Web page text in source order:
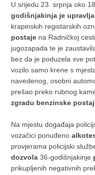
U srijedu 23. srpnja oko
godišnjakinja je
krapinskih registarskih
postaje na Radničkoj
jugozapada te je
bez da je poduzela sve
vozilo samo krene s
navedenog, osobni
prešao preko rubnog
zgradu benzinske
Na mjestu događaja
vozačici ponuđeno
provjerama policijski
dozvola36-godišnjakinje
prikupljenih negativnih